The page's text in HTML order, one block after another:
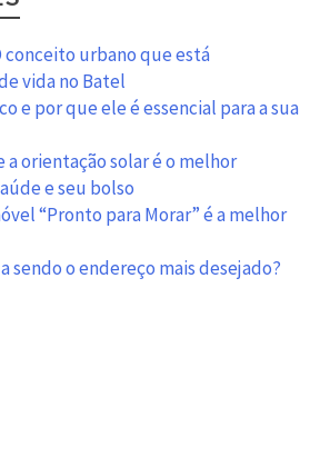
conceito urbano que está
vida no Batel
e por que ele é essencial para a sua
a orientação solar é o melhor
e seu bolso
“Pronto para Morar” é a melhor
sendo o endereço mais desejado?